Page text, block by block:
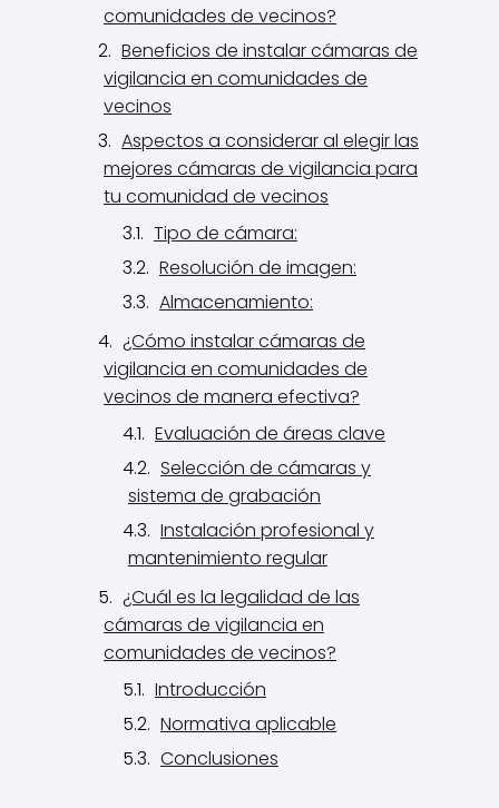
comunidades de vecinos?
Beneficios de instalar cámaras de
vigilancia en comunidades de
vecinos
Aspectos a considerar al elegir las
mejores cámaras de vigilancia para
tu comunidad de vecinos
Tipo de cámara:
Resolución de imagen:
Almacenamiento:
¿Cómo instalar cámaras de
vigilancia en comunidades de
vecinos de manera efectiva?
Evaluación de áreas clave
Selección de cámaras y
sistema de grabación
Instalación profesional y
mantenimiento regular
¿Cuál es la legalidad de las
cámaras de vigilancia en
comunidades de vecinos?
Introducción
Normativa aplicable
Conclusiones